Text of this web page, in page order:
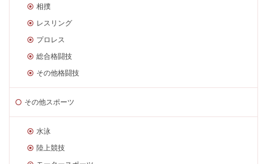
相撲
レスリング
プロレス
総合格闘技
その他格闘技
その他スポーツ
水泳
陸上競技